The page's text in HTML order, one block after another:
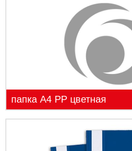
папка А4 PP цветная